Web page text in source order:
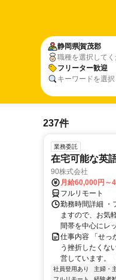
静岡県賀茂郡
職種を選択して
フリーター歓迎
キーワードを選
237件
業務委託
在宅可能な英
90株式会社
月給60,000円～
フルリモート
勤務時間詳細 ・
ますので、お気
間帯を中心にレ
仕事内容 「せっ
う挫折したくな
営しています。
社員登用あり 主婦・